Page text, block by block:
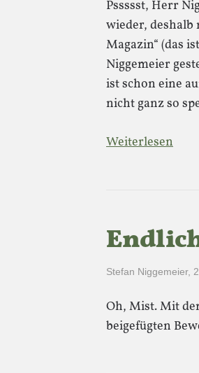
Pssssst, Herr
wieder, deshalb
Magazin“ (das
Niggemeier
ist schon eine
nicht ganz so
Weiterlesen
Stefan Niggemeier,
Oh, Mist. Mit
beigefügten